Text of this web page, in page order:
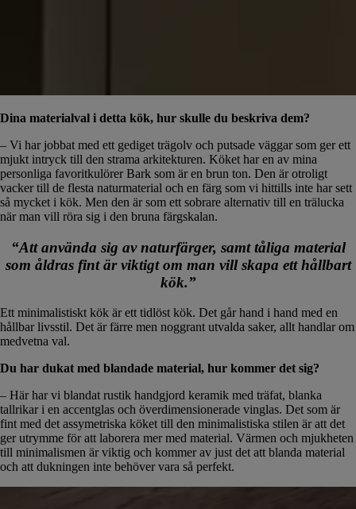
Dina materialval i detta kök, hur skulle du beskriva dem?
– Vi har jobbat med ett gediget trägolv och putsade väggar som ger ett
mjukt intryck till den strama arkitekturen. Köket har en av mina
personliga favoritkulörer Bark som är en brun ton. Den är otroligt
vacker till de flesta naturmaterial och en färg som vi hittills inte har sett
så mycket i kök. Men den är som ett sobrare alternativ till en trälucka
när man vill röra sig i den bruna färgskalan.
“Att använda sig av naturfärger, samt tåliga material
som åldras fint är viktigt om man vill skapa ett hållbart
kök.”
Ett minimalistiskt kök är ett tidlöst kök. Det går hand i hand med en
hållbar livsstil. Det är färre men noggrant utvalda saker, allt handlar om
medvetna val.
Du har dukat med blandade material, hur kommer det sig?
– Här har vi blandat rustik handgjord keramik med träfat, blanka
tallrikar i en accentglas och överdimensionerade vinglas. Det som är
fint med det assymetriska köket till den minimalistiska stilen är att det
ger utrymme för att laborera mer med material. Värmen och mjukheten
till minimalismen är viktig och kommer av just det att blanda material
och att dukningen inte behöver vara så perfekt.